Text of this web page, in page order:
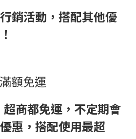
銷活動，搭配其他優
滿額免運
商都免運，不定期會
惠，搭配使用最超